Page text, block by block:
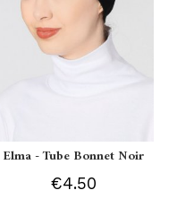
Elma - Tube Bonnet Noir
€4.50